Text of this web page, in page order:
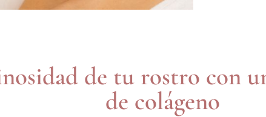
de tu rostro con
de colágeno